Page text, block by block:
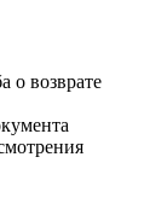
о возврате